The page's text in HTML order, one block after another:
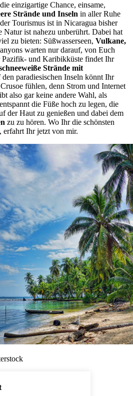
einzigartige Chance, einsame,
Strände und Inseln in aller Ruhe
Tourismus ist in Nicaragua bisher
Natur ist nahezu unberührt. Dabei hat
zu bieten: Süßwasserseen, Vulkane,
warten nur darauf, von Euch
Pazifik- und Karibikküste findet Ihr
Strände mit
den paradiesischen Inseln könnt Ihr
fühlen, denn Strom und Internet
also gar keine andere Wahl, als
die Füße hoch zu legen, die
der Haut zu genießen und dabei dem
zu zu hören. Wo Ihr die schönsten
erfahrt Ihr jetzt von mir.